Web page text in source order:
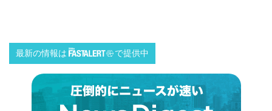
最新の情報は で提供中